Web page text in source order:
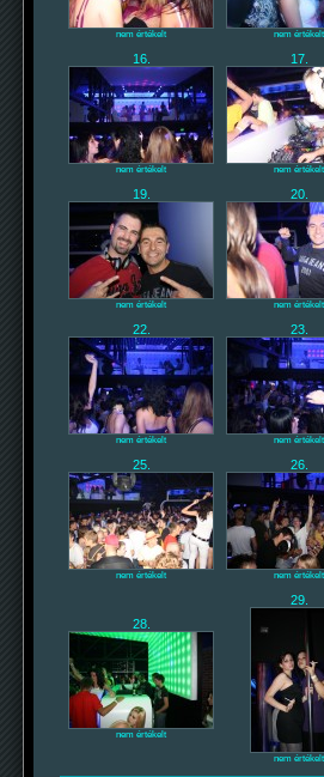
nem értékelt nem értékelt
16.
nem értékelt
17.
nem értékelt
19.
nem értékelt
20.
nem értékelt
22.
nem értékelt
23.
nem értékelt
25.
nem értékelt
26.
nem értékelt
28.
nem értékelt
29.
nem értékelt